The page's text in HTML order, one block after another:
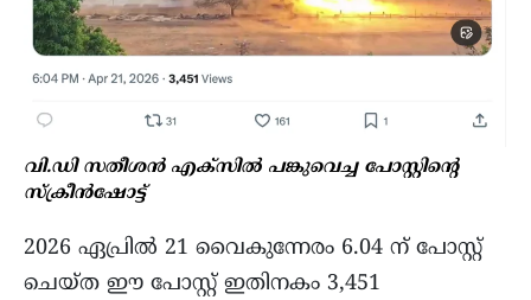
വി.ഡി സതീശൻ എക്‌സിൽ പങ്കുവെച്ച പോസ്റ്റിന്റെ
സ്ക്രീൻഷോട്ട്
2026 ഏപ്രിൽ 21 വൈകുന്നേരം 6.04 ന് പോസ്റ്റ്
ചെയ്ത ഈ പോസ്റ്റ് ഇതിനകം 3,451